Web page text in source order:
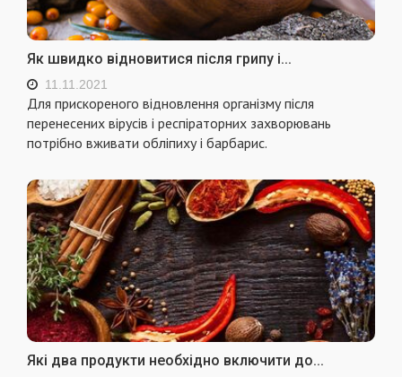
Як швидко відновитися після грипу і...
11.11.2021
Для прискореного відновлення організму після
перенесених вірусів і респіраторних захворювань
потрібно вживати обліпиху і барбарис.
Які два продукти необхідно включити до...